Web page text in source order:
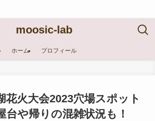
moosic-lab
ホーム プロフィール
花火大会2023穴場スポット
台や帰りの混雑状況も！